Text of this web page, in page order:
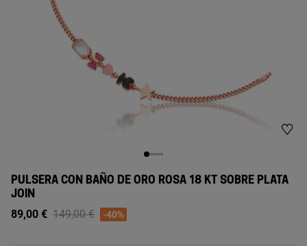
PULSERA CON BAÑO DE ORO ROSA 18 KT SOBRE PLATA
JOIN
89,00 € Price reduced from
149,00 €to-40%